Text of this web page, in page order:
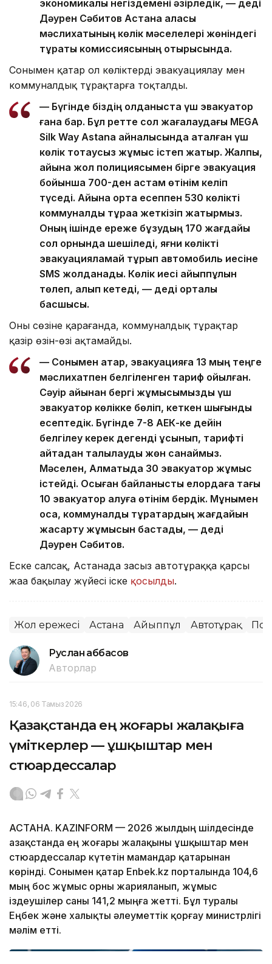
экономикалық негіздемені әзірледік, — деді
Дәурен Сәбитов Астана қаласы
мәслихатының көлік мәселелері жөніндегі
тұрақты комиссиясының отырысында.
Сонымен қатар ол көліктерді эвакуациялау мен
коммуналдық тұрақтарға тоқталды.
— Бүгінде біздің қолданыста үш эвакуатор
ғана бар. Бұл ретте сол жағалаудағы MEGA
Silk Way Astana айналысында аталған үш
көлік тоқтаусыз жұмыс істеп жатыр. Жалпы,
айына жол полициясымен бірге эвакуация
бойынша 700-ден астам өтінім келіп
түседі. Айына орта есеппен 530 көлікті
коммуналдық тұраққа жеткізіп жатырмыз.
Оның ішінде ереже бұзудың 170 жағдайы
сол орнында шешіледі, яғни көлікті
эвакуацияламай тұрып автомобиль иесіне
SMS жолданады. Көлік иесі айыппұлын
төлеп, алып кетеді, — деді орталық
басшысы.
Оның сөзіне қарағанда, коммуналдық тұрақтар
қазір өзін-өзі ақтамайды.
— Сонымен қатар, эвакуацияға 13 мың теңге
мәслихатпен белгіленген тариф қойылған.
Сәуір айынан бергі жұмысымызды үш
эвакуатор көлікке бөліп, кеткен шығынды
есептедік. Бүгінде 7-8 АЕК-ке дейін
белгілеу керек дегенді ұсынып, тарифті
қайтадан талқылауды жөн санаймыз.
Мәселен, Алматыда 30 эвакуатор жұмыс
істейді. Осыған байланысты елордаға тағы
10 эвакуатор алуға өтінім бердік. Мұнымен
қоса, коммуналдық тұрақтардың жағдайын
жақсарту жұмысын бастадық, — деді
Дәурен Сәбитов.
Еске салсақ, Астанада заңсыз автотұраққа қарсы
жаңа бақылау жүйесі іске қосылды.
Жол ережесі Астана Айыппұл Автотұрақ
Руслан Ғаббасов
Авторлар
15:46, 06 Тамыз 2026
Қазақстанда ең жоғары жалақыға
үміткерлер — ұшқыштар мен
стюардессалар
АСТАНА. KAZINFORM — 2026 жылдың шілдесінде
Қазақстанда ең жоғары жалақыны ұшқыштар мен
стюардессалар күтетін мамандар қатарынан
көрінді. Сонымен қатар Enbek.kz порталында 104,6
мың бос жұмыс орны жарияланып, жұмыс
іздеушілер саны 141,2 мыңға жетті. Бұл туралы
Еңбек және халықты әлеуметтік қорғау министрлігі
мәлім етті.